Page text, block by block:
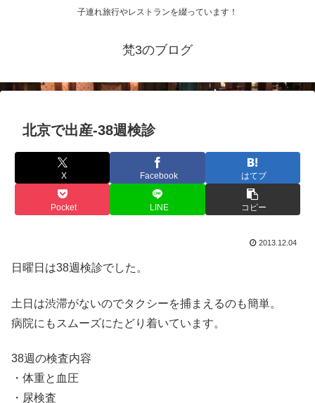
子連れ旅行やレストランを綴っています！
梵3のブログ
北京で出産-38週検診
X Facebook はてブ
Pocket LINE コピー
2013.12.04
日曜日は38週検診でした。
土日は渋滞がないのでタクシーを捕まえるのも簡単。
病院にもスムーズにたどり着いています。
38週の検査内容
・体重と血圧
・尿検査